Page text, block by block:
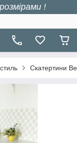
!
Скатертини